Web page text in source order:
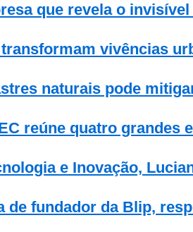
que revela o
vivências
naturais pode
reúne quatro grandes
e Inovação,
de fundador da Blip,